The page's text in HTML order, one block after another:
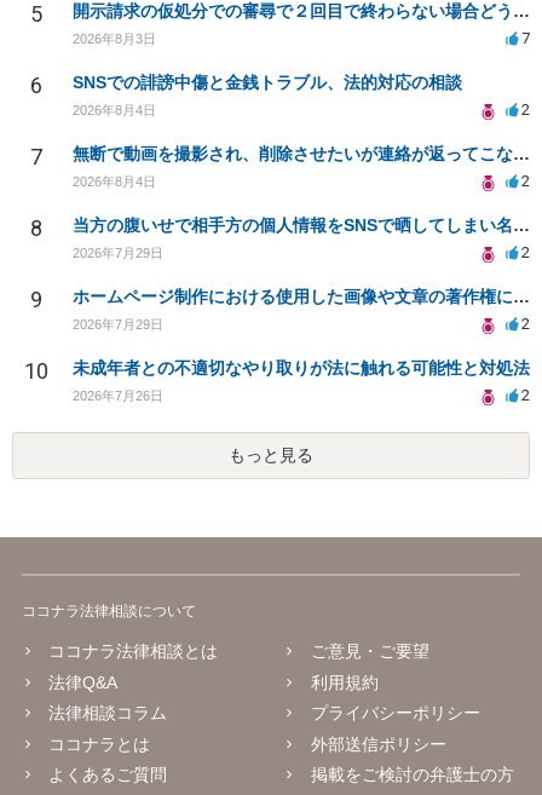
5 開示請求の仮処分での審尋で２回目で終わらない場合どうしたらいいですか
2026年8月3日 7
6 SNSでの誹謗中傷と金銭トラブル、法的対応の相談
2026年8月4日 2
7 無断で動画を撮影され、削除させたいが連絡が返ってこない。
2026年8月4日 2
8 当方の腹いせで相手方の個人情報をSNSで晒してしまい名誉毀損させてしまったかもしれない
2026年7月29日 2
9 ホームページ制作における使用した画像や文章の著作権について
2026年7月29日 2
10 未成年者との不適切なやり取りが法に触れる可能性と対処法
2026年7月26日 2
もっと見る
ココナラ法律相談について
ココナラ法律相談とは
法律Q&A
法律相談コラム
ココナラとは
よくあるご質問
ご意見・ご要望
利用規約
プライバシーポリシー
外部送信ポリシー
掲載をご検討の弁護士の方